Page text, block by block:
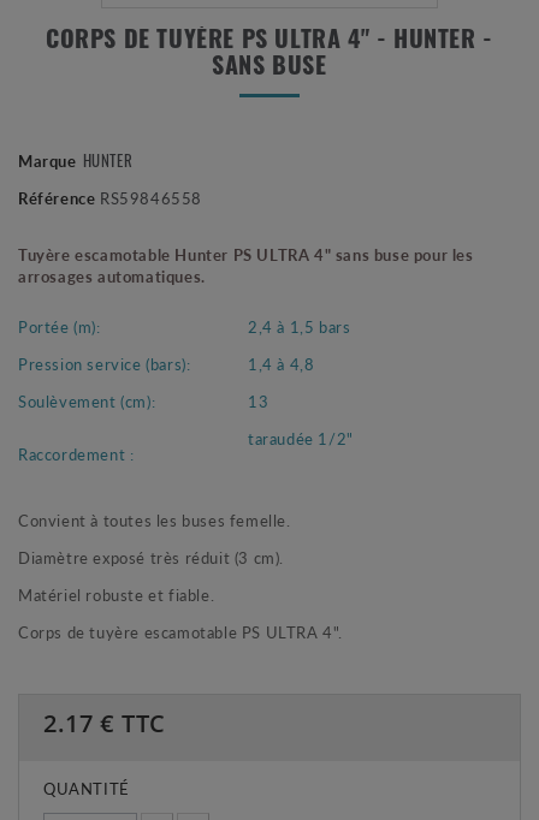
CORPS DE TUYÈRE PS ULTRA 4" - HUNTER -
SANS BUSE
Marque HUNTER
Référence RS59846558
Tuyère escamotable Hunter PS ULTRA 4" sans buse pour les
arrosages automatiques.
Portée (m):
2,4 à 1,5 bars
Pression service (bars):
1,4 à 4,8
Soulèvement (cm):
13
Raccordement :
taraudée 1/2"
Convient à toutes les buses femelle.
Diamètre exposé très réduit (3 cm).
Matériel robuste et fiable.
Corps de tuyère escamotable PS ULTRA 4".
2.17 € TTC
QUANTITÉ